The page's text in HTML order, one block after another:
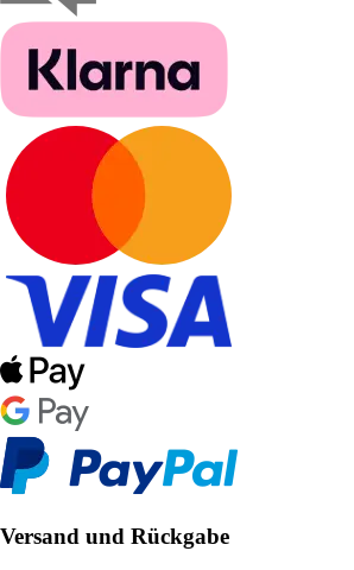
Versand und Rückgabe